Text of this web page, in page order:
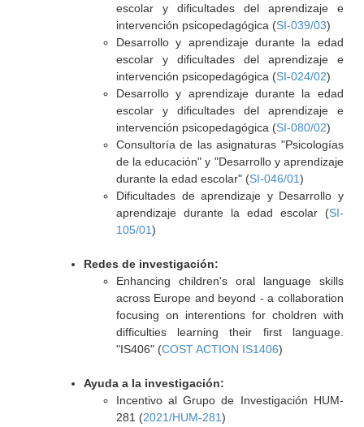
escolar y dificultades del aprendizaje e
intervención psicopedagógica (SI-039/03)
Desarrollo y aprendizaje durante la edad
escolar y dificultades del aprendizaje e
intervención psicopedagógica (SI-024/02)
Desarrollo y aprendizaje durante la edad
escolar y dificultades del aprendizaje e
intervención psicopedagógica (SI-080/02)
Consultoría de las asignaturas "Psicologías
de la educación" y "Desarrollo y aprendizaje
durante la edad escolar" (SI-046/01)
Dificultades de aprendizaje y Desarrollo y
aprendizaje durante la edad escolar (SI-
105/01)
Redes de investigación:
Enhancing children's oral language skills
across Europe and beyond - a collaboration
focusing on interentions for choldren with
difficulties learning their first language.
"IS406" (COST ACTION IS1406)
Ayuda a la investigación:
Incentivo al Grupo de Investigación HUM-
281 (2021/HUM-281)